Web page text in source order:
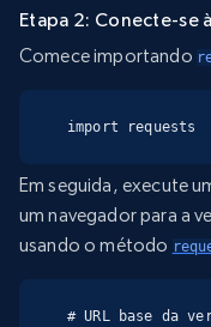
Etapa 2: Conecte-se
Comece importando
import requests
Em seguida, execute
um navegador para a
usando o método
# URL base da